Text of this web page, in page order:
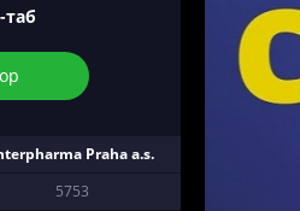
таб
Praha a.s.
5753